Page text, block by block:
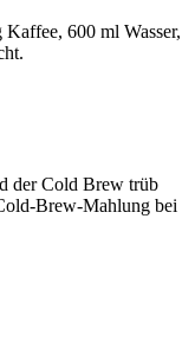
600 ml Wasser,
der Cold Brew trüb
Brew-Mahlung bei